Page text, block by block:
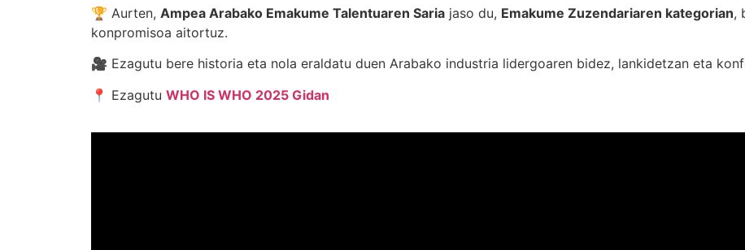
🏆 Aurten, Ampea Arabako Emakume Talentuaren Saria jaso du, Emakume Zuzendariaren kategorian,
konpromisoa aitortuz.
🎥 Ezagutu bere historia eta nola eraldatu duen Arabako industria lidergoaren bidez, lankidetzan eta
📍 Ezagutu WHO IS WHO 2025 Gidan